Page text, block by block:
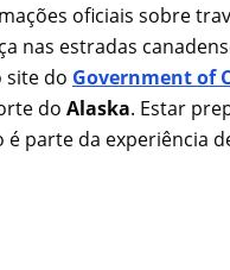
oficiais sobre
nas estradas
site do Government of
do Alaska. Estar
é parte da experiência